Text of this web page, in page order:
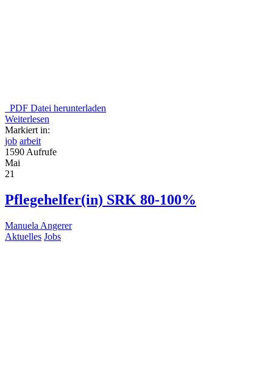
PDF Datei herunterladen
Weiterlesen
Markiert in:
job arbeit
1590 Aufrufe
Mai
21
Pflegehelfer(in) SRK 80-100%
Manuela Angerer
Aktuelles Jobs